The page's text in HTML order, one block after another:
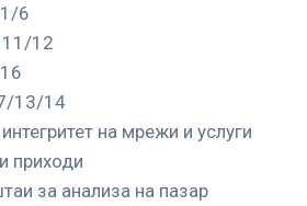
6
11/12
13/14
на мрежи и услуги
приходи
за анализа на пазар